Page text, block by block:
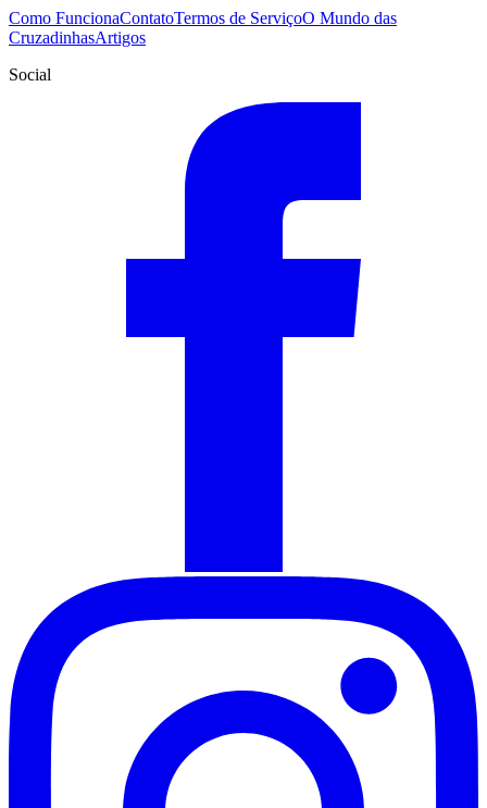
Como FuncionaContatoTermos de ServiçoO Mundo das
CruzadinhasArtigos
Social